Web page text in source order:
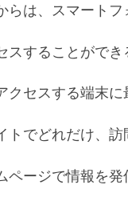
らは、スマート
スすることができ
クセスする端末
トでどれだけ、
ページで情報を発